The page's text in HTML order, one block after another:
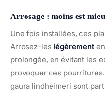
Arrosage : moins est
Une fois installées, ces
Arrosez-les légèrement
prolongée, en évitant les
provoquer des
gaura lindheimeri sont